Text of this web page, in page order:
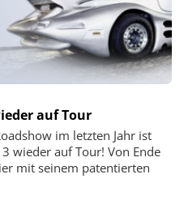
auf Tour
im letzten Jahr ist
wieder auf Tour! Von Ende
mit seinem patentierten